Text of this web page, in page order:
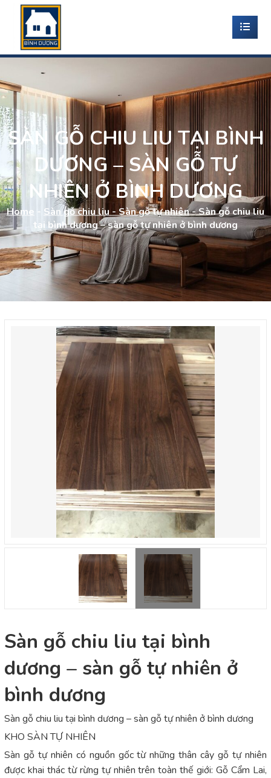
SÀN GỖ CHIU LIU TẠI BÌNH
DƯƠNG – SÀN GỖ TỰ
NHIÊN Ở BÌNH DƯƠNG
Home - Sàn gỗ chiu liu - Sàn gỗ tự nhiên-Sàn gỗ chiu liu
tại bình dương – sàn gỗ tự nhiên ở bình dương
Sàn gỗ chiu liu tại bình
dương – sàn gỗ tự nhiên ở
bình dương
Sàn gỗ chiu liu tại bình dương – sàn gỗ tự nhiên ở bình dương
KHO SÀN TỰ NHIÊN
Sàn gỗ tự nhiên có nguồn gốc từ những thân cây gỗ tự nhiên
được khai thác từ rừng tự nhiên trên toàn thế giới: Gỗ Cẩm Lai,